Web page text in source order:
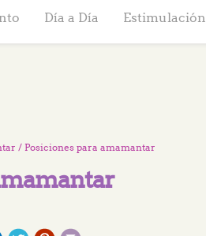
Día a Día Estimulación
/ Posiciones para amamantar